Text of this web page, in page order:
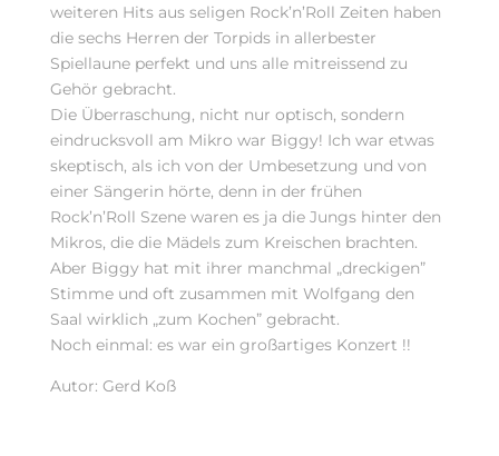
weiteren Hits aus seligen Rock’n’Roll Zeiten haben
die sechs Herren der Torpids in allerbester
Spiellaune perfekt und uns alle mitreissend zu
Gehör gebracht.
Die Überraschung, nicht nur optisch, sondern
eindrucksvoll am Mikro war Biggy! Ich war etwas
skeptisch, als ich von der Umbesetzung und von
einer Sängerin hörte, denn in der frühen
Rock’n’Roll Szene waren es ja die Jungs hinter den
Mikros, die die Mädels zum Kreischen brachten.
Aber Biggy hat mit ihrer manchmal „dreckigen”
Stimme und oft zusammen mit Wolfgang den
Saal wirklich „zum Kochen” gebracht.
Noch einmal: es war ein großartiges Konzert !!
Autor: Gerd Koß